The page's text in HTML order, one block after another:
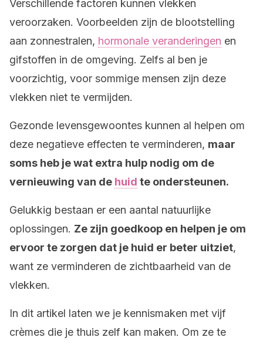
Verschillende factoren kunnen vlekken
veroorzaken. Voorbeelden zijn de blootstelling
aan zonnestralen, hormonale veranderingen en
gifstoffen in de omgeving. Zelfs al ben je
voorzichtig, voor sommige mensen zijn deze
vlekken niet te vermijden.
Gezonde levensgewoontes kunnen al helpen om
deze negatieve effecten te verminderen, maar
soms heb je wat extra hulp nodig om de
vernieuwing van de huid te ondersteunen.
Gelukkig bestaan er een aantal natuurlijke
oplossingen. Ze zijn goedkoop en helpen je om
ervoor te zorgen dat je huid er beter uitziet,
want ze verminderen de zichtbaarheid van de
vlekken.
In dit artikel laten we je kennismaken met vijf
crèmes die je thuis zelf kan maken. Om ze te